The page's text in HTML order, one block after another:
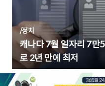
/정치
캐나다 7월 일자리 7
로 2년 만에 최저